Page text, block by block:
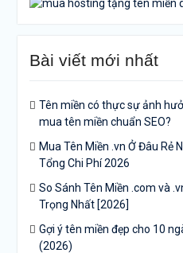
Bài viết mới nhất
Tên miền có thực sự ảnh
mua tên miền chuẩn SEO?
Mua Tên Miền .vn Ở Đâu Rẻ
Tổng Chi Phí 2026
So Sánh Tên Miền .com và
Trọng Nhất [2026]
Gợi ý tên miền đẹp cho 10
(2026)